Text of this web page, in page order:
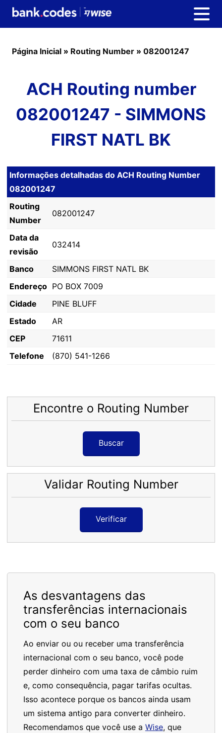
Página Inicial » Routing Number » 082001247
ACH Routing number
082001247 - SIMMONS
FIRST NATL BK
Informações detalhadas do ACH Routing Number
082001247
Routing
Number
082001247
Data da
revisão
032414
Banco
SIMMONS FIRST NATL BK
Endereço PO BOX 7009
Cidade
PINE BLUFF
Estado
AR
CEP
71611
Telefone
(870) 541-1266
Encontre o Routing Number
Buscar
Validar Routing Number
Verificar
As desvantagens das
transferências internacionais
com o seu banco
Ao enviar ou ou receber uma transferência
internacional com o seu banco, você pode
perder dinheiro com uma taxa de câmbio ruim
e, como consequência, pagar tarifas ocultas.
Isso acontece porque os bancos ainda usam
um sistema antigo para converter dinheiro.
Recomendamos que você use a Wise, que